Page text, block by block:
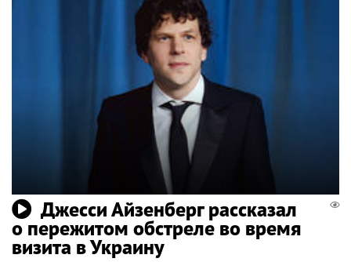
Джесси Айзенберг рассказал
о пережитом обстреле во время
визита в Украину